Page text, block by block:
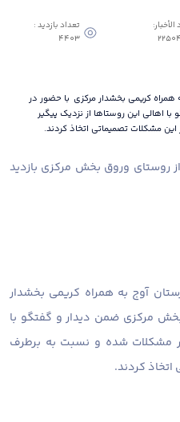
تعداد بازدید :
4403
کریمی بخشدار مرکزی با حضور در
اهالی این روستاها از نزدیک پیگیر
مشکلات تصمیماتی اتخاذ کردند.
روستای وروق بخش مرکزی بازدید
آوج به همراه کریمی بخشدار
مرکزی ضمن دیدار و گفتگو با
مشکلات شده و نسبت به برطرف
کردند.